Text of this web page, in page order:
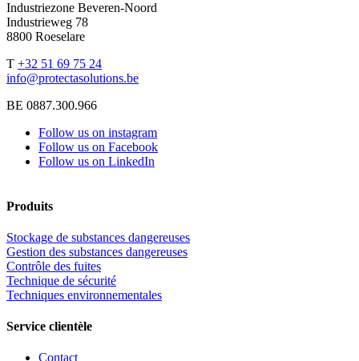
Industriezone Beveren-Noord
Industrieweg 78
8800 Roeselare
T +32 51 69 75 24
info@protectasolutions.be
BE 0887.300.966
Follow us on instagram
Follow us on Facebook
Follow us on LinkedIn
Produits
Stockage de substances dangereuses
Gestion des substances dangereuses
Contrôle des fuites
Technique de sécurité
Techniques environnementales
Service clientèle
Contact